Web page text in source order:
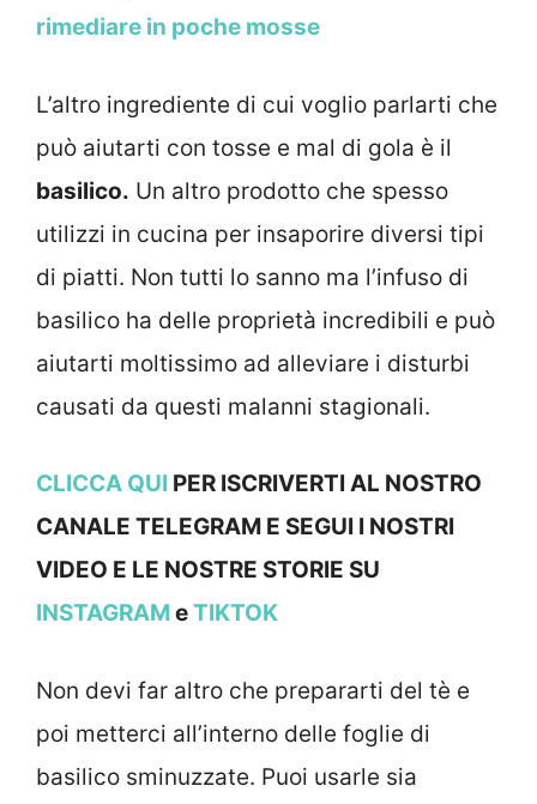
rimediare in poche mosse
L’altro ingrediente di cui voglio parlarti che
può aiutarti con tosse e mal di gola è il
basilico. Un altro prodotto che spesso
utilizzi in cucina per insaporire diversi tipi
di piatti. Non tutti lo sanno ma l’infuso di
basilico ha delle proprietà incredibili e può
aiutarti moltissimo ad alleviare i disturbi
causati da questi malanni stagionali.
CLICCA QUI PER ISCRIVERTI AL NOSTRO
CANALE TELEGRAM E SEGUI I NOSTRI
VIDEO E LE NOSTRE STORIE SU
INSTAGRAMeTIKTOK
Non devi far altro che prepararti del tè e
poi metterci all’interno delle foglie di
basilico sminuzzate. Puoi usarle sia